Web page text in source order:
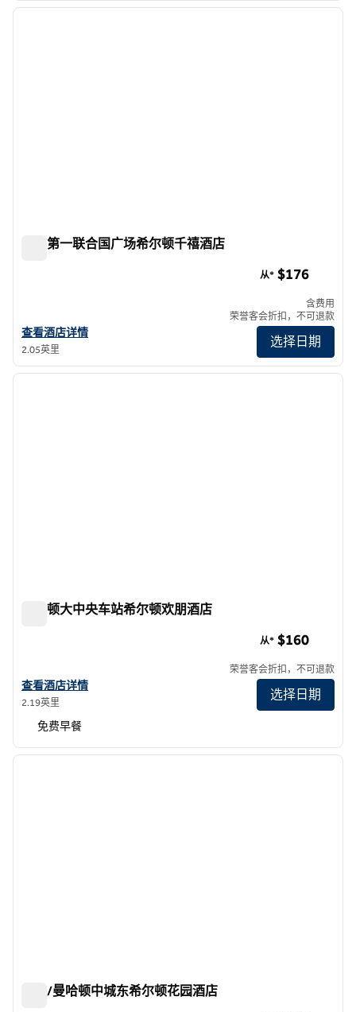
1/12
下一
纽约第一联合国广场希尔顿千禧酒店
查看 Millennium 希尔顿 New York One UN Plaza 的酒店详情
查看酒店详情
2.05英里
从* $176
含费用
荣誉客会折扣，不可退款
选择日期
1/12
1/12
下一
曼哈顿大中央车站希尔顿欢朋酒店
查看欢朋曼哈顿中央大酒店的详细信息
查看酒店详情
2.19英里
从* $160
荣誉客会折扣，不可退款
选择日期
免费早餐
1/12
下一
纽约/曼哈顿中城东希尔顿花园酒店